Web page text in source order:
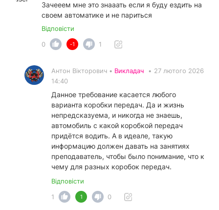
Зачееем мне это знааать если я буду ездить на
своем автоматике и не париться
Відповісти
0
-1 1
Антон Вікторович • Викладач • 27 лютого 2026
14:40
Данное требование касается любого
варианта коробки передач. Да и жизнь
непредсказуема, и никогда не знаешь,
автомобиль с какой коробкой передач
придётся водить. А в идеале, такую
информацию должен давать на занятиях
преподаватель, чтобы было понимание, что к
чему для разных коробок передач.
Відповісти
1
1 0